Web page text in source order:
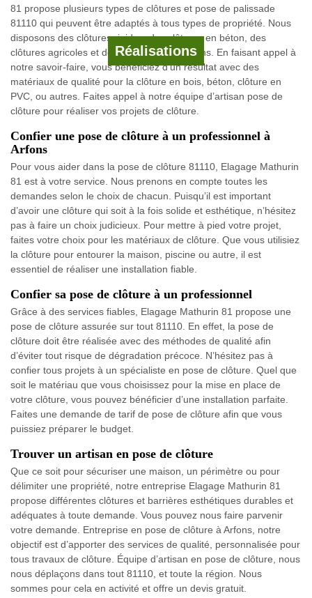
Réalisations
81 propose plusieurs types de clôtures et pose de palissade
81110 qui peuvent être adaptés à tous types de propriété. Nous
disposons des clôtures rigides, des clôtures en béton, des
clôtures agricoles et des cloisons pour jardins. En faisant appel à
notre savoir-faire, vous bénéficiez d’un résultat avec des
matériaux de qualité pour la clôture en bois, béton, clôture en
PVC, ou autres. Faites appel à notre équipe d’artisan pose de
clôture pour réaliser vos projets de clôture.
Confier une pose de clôture à un professionnel à
Arfons
Pour vous aider dans la pose de clôture 81110, Elagage Mathurin
81 est à votre service. Nous prenons en compte toutes les
demandes selon le choix de chacun. Puisqu’il est important
d’avoir une clôture qui soit à la fois solide et esthétique, n’hésitez
pas à faire un choix judicieux. Pour mettre à pied votre projet,
faites votre choix pour les matériaux de clôture. Que vous utilisiez
la clôture pour entourer la maison, piscine ou autre, il est
essentiel de réaliser une installation fiable.
Confier sa pose de clôture à un professionnel
Grâce à des services fiables, Elagage Mathurin 81 propose une
pose de clôture assurée sur tout 81110. En effet, la pose de
clôture doit être réalisée avec des méthodes de qualité afin
d’éviter tout risque de dégradation précoce. N’hésitez pas à
confier tous projets à un spécialiste en pose de clôture. Quel que
soit le matériau que vous choisissez pour la mise en place de
votre clôture, vous pouvez bénéficier d’une installation parfaite.
Faites une demande de tarif de pose de clôture afin que vous
puissiez préparer le budget.
Trouver un artisan en pose de clôture
Que ce soit pour sécuriser une maison, un périmètre ou pour
délimiter une propriété, notre entreprise Elagage Mathurin 81
propose différentes clôtures et barrières esthétiques durables et
adéquates à toute demande. Vous pouvez nous faire parvenir
votre demande. Entreprise en pose de clôture à Arfons, notre
objectif est d’apporter des services de qualité, personnalisée pour
tous travaux de clôture. Équipe d’artisan en pose de clôture, nous
nous déplaçons dans tout 81110, et toute la région. Nous
sommes pour cela en activité et offre un devis gratuit.